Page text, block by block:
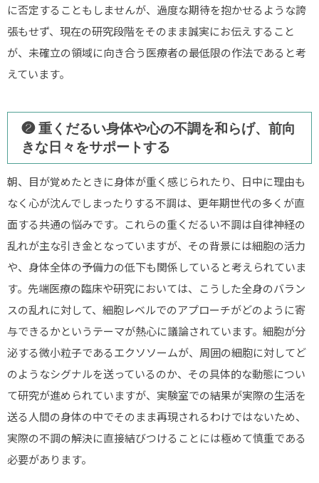
に否定することもしませんが、過度な期待を抱かせるような誇
張もせず、現在の研究段階をそのまま誠実にお伝えすること
が、未確立の領域に向き合う医療者の最低限の作法であると考
えています。
❷ 重くだるい身体や心の不調を和らげ、前向
きな日々をサポートする
朝、目が覚めたときに身体が重く感じられたり、日中に理由も
なく心が沈んでしまったりする不調は、更年期世代の多くが直
面する共通の悩みです。これらの重くだるい不調は自律神経の
乱れが主な引き金となっていますが、その背景には細胞の活力
や、身体全体の予備力の低下も関係していると考えられていま
す。先端医療の臨床や研究においては、こうした全身のバラン
スの乱れに対して、細胞レベルでのアプローチがどのように寄
与できるかというテーマが熱心に議論されています。細胞が分
泌する微小粒子であるエクソソームが、周囲の細胞に対してど
のようなシグナルを送っているのか、その具体的な動態につい
て研究が進められていますが、実験室での結果が実際の生活を
送る人間の身体の中でそのまま再現されるわけではないため、
実際の不調の解決に直接結びつけることには極めて慎重である
必要があります。